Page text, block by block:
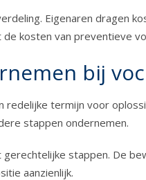
Eigenaren dragen
de kosten van preventieve
bij
termijn voor
stappen ondernemen.
stappen. De
aanzienlijk.